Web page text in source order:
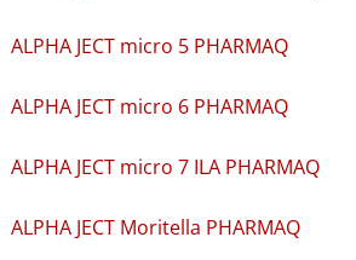
ALPHA JECT micro 5 PHARMAQ
ALPHA JECT micro 6 PHARMAQ
ALPHA JECT micro 7 ILA PHARMAQ
ALPHA JECT Moritella PHARMAQ